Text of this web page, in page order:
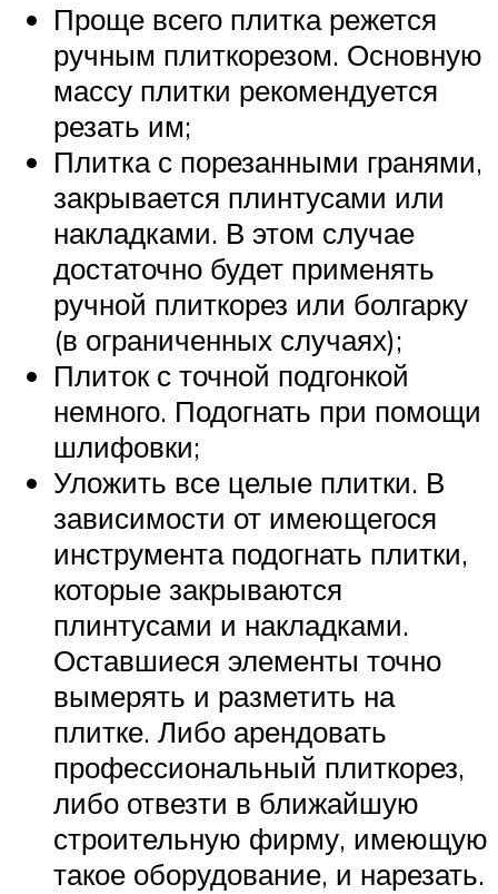
Проще всего плитка режется
ручным плиткорезом. Основную
массу плитки рекомендуется
резать им;
Плитка с порезанными гранями,
закрывается плинтусами или
накладками. В этом случае
достаточно будет применять
ручной плиткорез или болгарку
(в ограниченных случаях);
Плиток с точной подгонкой
немного. Подогнать при помощи
шлифовки;
Уложить все целые плитки. В
зависимости от имеющегося
инструмента подогнать плитки,
которые закрываются
плинтусами и накладками.
Оставшиеся элементы точно
вымерять и разметить на
плитке. Либо арендовать
профессиональный плиткорез,
либо отвезти в ближайшую
строительную фирму, имеющую
такое оборудование, и нарезать.